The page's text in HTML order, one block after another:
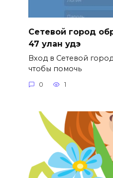
Сетевой город
47 улан удэ
Вход в Сетевой
чтобы помочь
0 1